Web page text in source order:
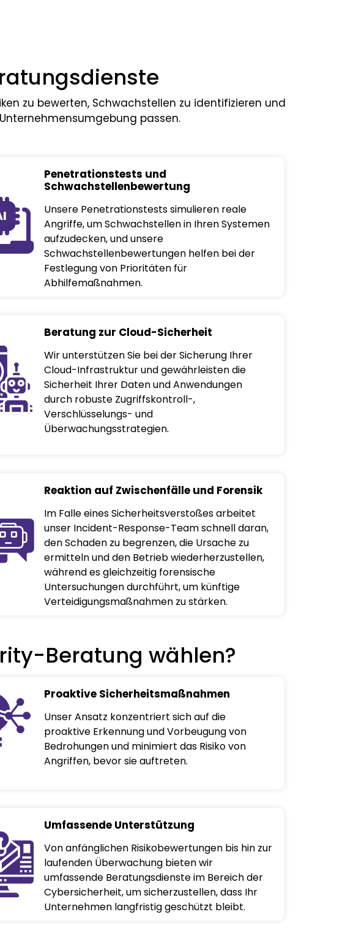
zu bewerten, Schwachstellen zu identifizieren und
passen.
Penetrationstests und
Schwachstellenbewertung
Unsere Penetrationstests simulieren reale
Angriffe, um Schwachstellen in Ihren Systemen
aufzudecken, und unsere
Schwachstellenbewertungen helfen bei der
Festlegung von Prioritäten für
Abhilfemaßnahmen.
Beratung zur Cloud-Sicherheit
Wir unterstützen Sie bei der Sicherung Ihrer
Cloud-Infrastruktur und gewährleisten die
Sicherheit Ihrer Daten und Anwendungen
durch robuste Zugriffskontroll-,
Verschlüsselungs- und
Überwachungsstrategien.
Reaktion auf Zwischenfälle und Forensik
Im Falle eines Sicherheitsverstoßes arbeitet
unser Incident-Response-Team schnell daran,
den Schaden zu begrenzen, die Ursache zu
ermitteln und den Betrieb wiederherzustellen,
während es gleichzeitig forensische
Untersuchungen durchführt, um künftige
Verteidigungsmaßnahmen zu stärken.
Beratung wählen?
Proaktive Sicherheitsmaßnahmen
Unser Ansatz konzentriert sich auf die
proaktive Erkennung und Vorbeugung von
Bedrohungen und minimiert das Risiko von
Angriffen, bevor sie auftreten.
Umfassende Unterstützung
Von anfänglichen Risikobewertungen bis hin zur
laufenden Überwachung bieten wir
umfassende Beratungsdienste im Bereich der
Cybersicherheit, um sicherzustellen, dass Ihr
Unternehmen langfristig geschützt bleibt.